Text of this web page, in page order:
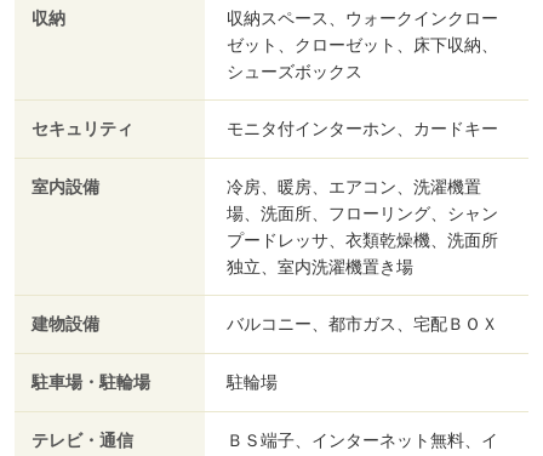
収納
収納スペース、ウォークインクロー
ゼット、クローゼット、床下収納、
シューズボックス
セキュリティ モニタ付インターホン、カードキー
室内設備
冷房、暖房、エアコン、洗濯機置
場、洗面所、フローリング、シャン
プードレッサ、衣類乾燥機、洗面所
独立、室内洗濯機置き場
建物設備 バルコニー、都市ガス、宅配ＢＯＸ
駐車場・駐輪場 駐輪場
テレビ・通信
ＢＳ端子、インターネット無料、イ